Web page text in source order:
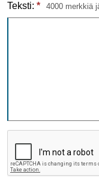
Teksti: * 4000 merkkiä